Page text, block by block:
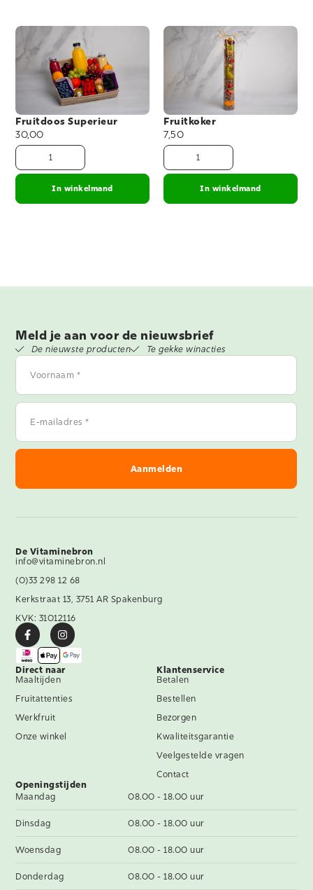
Fruitdoos Superieur
30,00
In winkelmand
Fruitkoker
7,50
In winkelmand
Meld je aan voor de nieuwsbrief
De nieuwste producten Te gekke winacties
Voornaam
E-
mailadres
De Vitaminebron
info@vitaminebron.nl
(0)33 298 12 68
Kerkstraat 13, 3751 AR Spakenburg
KVK: 31012116
Direct naar
Maaltijden
Fruitattenties
Werkfruit
Onze winkel
Klantenservice
Betalen
Bestellen
Bezorgen
Kwaliteitsgarantie
Veelgestelde vragen
Contact
Openingstijden
Maandag
08.00 - 18.00 uur
Dinsdag 08.00 - 18.00 uur
Woensdag 08.00 - 18.00 uur
Donderdag 08.00 - 18.00 uur